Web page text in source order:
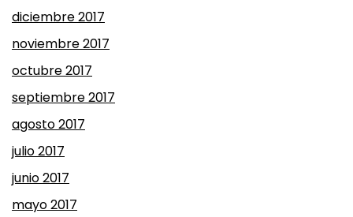
diciembre 2017
noviembre 2017
octubre 2017
septiembre 2017
agosto 2017
julio 2017
junio 2017
mayo 2017